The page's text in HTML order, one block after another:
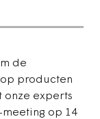
de
producten
onze experts
op 14